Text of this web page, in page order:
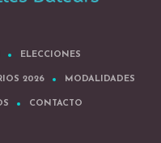
ELECCIONES
2026 MODALIDADES
CONTACTO